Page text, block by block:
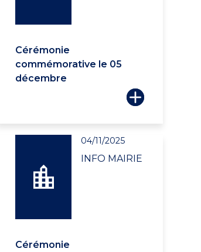
Cérémonie
commémorative le 05
décembre
04/11/2025
INFO MAIRIE
Cérémonie